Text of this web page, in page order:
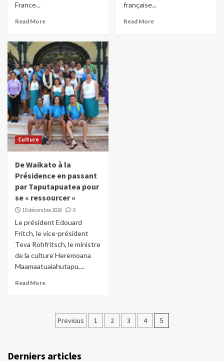
France...
Read More
française...
Read More
Culture
De Waikato à la
Présidence en passant
par Taputapuatea pour
se « ressourcer »
10 décembre 2018 0
Le président Edouard
Fritch, le vice-président
Teva Rohfritsch, le ministre
de la culture Heremoana
Maamaatuaiahutapu,...
Read More
Pagination
publications
Previous 1 2 3 4 5
Derniers articles